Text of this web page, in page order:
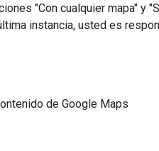
"Con cualquier mapa" y
instancia, usted es
de Google Maps